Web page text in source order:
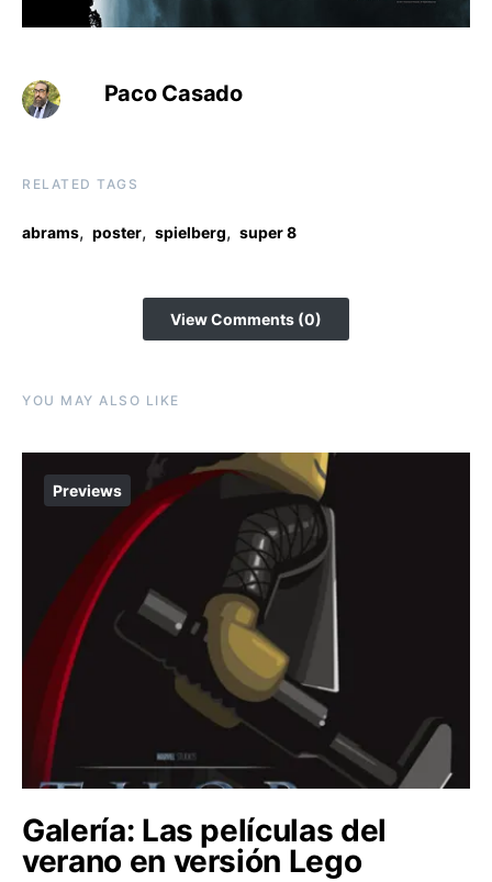
Paco Casado
RELATED TAGS
abrams, poster, spielberg, super 8
View Comments (0)
YOU MAY ALSO LIKE
Previews
Galería: Las películas del
verano en versión Lego